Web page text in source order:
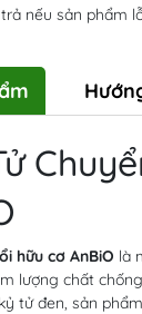
nếu sản phẩm
hữu cơ AnBiO là
lượng chất
tử đen, sản